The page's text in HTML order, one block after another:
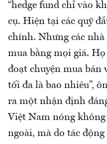
“hedge fund chỉ vào
cụ. Hiện tại các quỹ
chính. Nhưng các nhà
mua bằng mọi giá.
đoạt chuyện mua bán
tối đa là bao nhiêu”,
ra một nhận định
Việt Nam nóng
ngoài, mà do tác